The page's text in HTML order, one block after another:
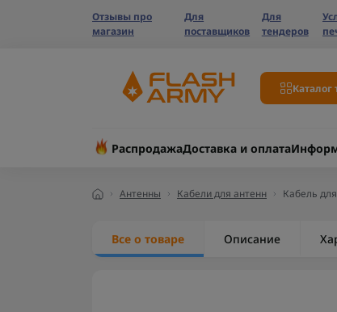
Отзывы про
магазин
Для
поставщиков
Для
тендеров
Каталог
РаспродажаДоставка и оплата
Антенны Кабели для антенн Кабель
Все о товаре Описание